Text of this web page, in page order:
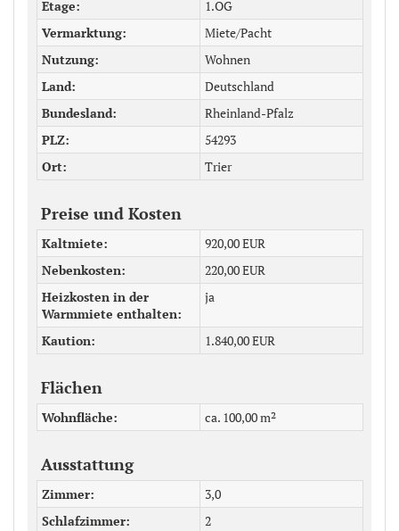
Etage
1.OG
Vermarktung
Miete/Pacht
Nutzung
Wohnen
Land
Deutschland
Bundesland
Rheinland-Pfalz
PLZ
54293
Ort
Trier
Preise und Kosten
Kaltmiete
920,00 EUR
Nebenkosten
220,00 EUR
Heizkosten in der
Warmmiete enthalten
ja
Kaution 1.840,00 EUR
Flächen
Wohnfläche ca. 100,00 m²
Ausstattung
Zimmer
3,0
Schlafzimmer
2